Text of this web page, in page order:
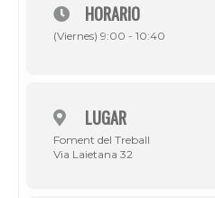
HORARIO
(Viernes) 9:00 - 10:40
LUGAR
Foment del Treball
Via Laietana 32